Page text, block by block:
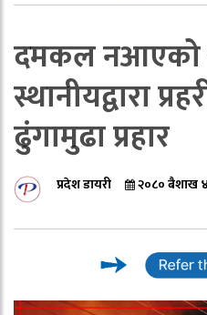
दमकल नआएको
स्थानीयद्वारा
ढुंगामुढा प्रहार
प्रदेश डायरी २०८० बैशाख